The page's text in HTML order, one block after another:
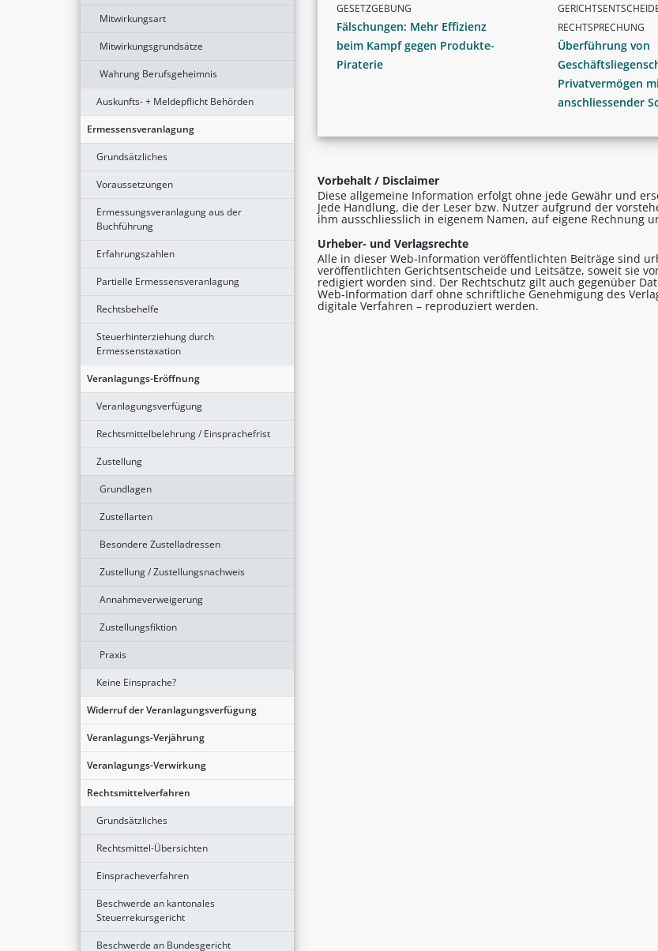
Mitwirkungsart
Mitwirkungsgrundsätze
Wahrung Berufsgeheimnis
Auskunfts- + Meldepflicht Behörden
Ermessensveranlagung
Grundsätzliches
Voraussetzungen
Ermessungsveranlagung aus der
Buchführung
Erfahrungszahlen
Partielle Ermessensveranlagung
Rechtsbehelfe
Steuerhinterziehung durch
Ermessenstaxation
Veranlagungs-Eröffnung
Veranlagungsverfügung
Rechtsmittelbelehrung / Einsprachefrist
Zustellung
Grundlagen
Zustellarten
Besondere Zustelladressen
Zustellung / Zustellungsnachweis
Annahmeverweigerung
Zustellungsfiktion
Praxis
Keine Einsprache?
Widerruf der Veranlagungsverfügung
Veranlagungs-Verjährung
Veranlagungs-Verwirkung
Rechtsmittelverfahren
Grundsätzliches
Rechtsmittel-Übersichten
Einspracheverfahren
Beschwerde an kantonales
Steuerrekursgericht
Beschwerde an Bundesgericht
GESETZGEBUNG
Fälschungen: Mehr Effizienz
beim Kampf gegen Produkte-
Piraterie
RECHTSPRECHUNG
Überführung von
Privatvermögen
anschliessender
Vorbehalt / Disclaimer
Diese allgemeine Information erfolgt ohne jede Gewähr und
Jede Handlung, die der Leser bzw. Nutzer aufgrund der
ihm ausschliesslich in eigenem Namen, auf eigene Rechnung
Urheber- und Verlagsrechte
Alle in dieser Web-Information veröffentlichten Beiträge sind
veröffentlichten Gerichtsentscheide und Leitsätze, soweit sie
redigiert worden sind. Der Rechtschutz gilt auch gegenüber
Web-Information darf ohne schriftliche Genehmigung des
digitale Verfahren – reproduziert werden.